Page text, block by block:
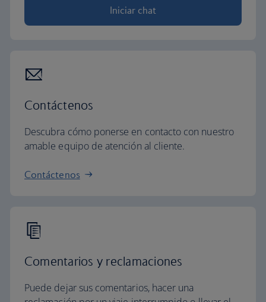
Iniciar chat
Contáctenos
Descubra cómo ponerse en contacto con nuestro
amable equipo de atención al cliente.
Contáctenos
Comentarios y reclamaciones
Puede dejar sus comentarios, hacer una